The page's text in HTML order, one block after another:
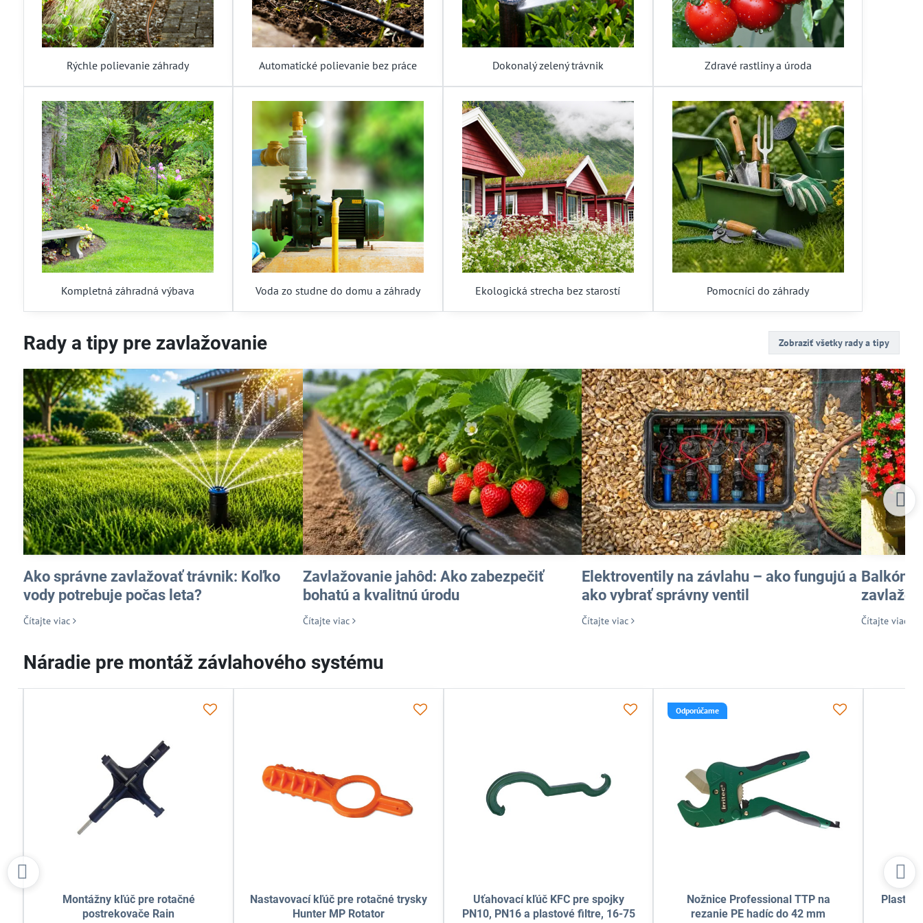
Rýchle polievanie záhrady Automatické polievanie bez práce Dokonalý zelený trávnik Zdravé rastliny a úroda
Kompletná záhradná výbava Voda zo studne do domu a záhrady Ekologická strecha bez starostí Pomocníci do záhrady
Rady a tipy pre zavlažovanie
Ako správne zavlažovať trávnik: Koľko
vody potrebuje počas leta?
Čítajte viac
Zavlažovanie jahôd: Ako zabezpečiť
bohatú a kvalitnú úrodu
Čítajte viac
Elektroventily na závlahu – ako fungujú a
ako vybrať správny ventil
Čítajte viac Čítajte viac
Zobraziť všetky rady a tipy
Náradie pre montáž závlahového systému
Nožnice Professional TTP na
rezanie PE hadíc do 42 mm
Plastový orezávač koncov PE hadíc
16-63 mm
Skrutkovač k rotačným
postrekovačom Rain Bird
Vytyčovacia zástavka Hunter
ČERVENÁ